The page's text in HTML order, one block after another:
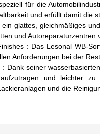
für die
und erfüllt damit die
glattes, gleichmäßiges
und Autoreparaturzentren
: Das Lesonal WB-
Anforderungen bei der
Dank seiner
und leichter
und die